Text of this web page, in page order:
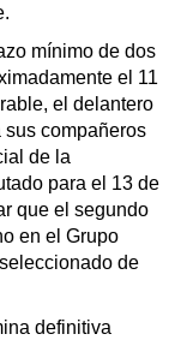
mínimo de dos
el 11
el delantero
sus compañeros
de la
para el 13 de
que el segundo
en el Grupo
de
definitiva